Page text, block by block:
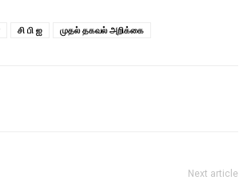
சி பி ஐ முதல் தகவல் அறிக்கை
Next article